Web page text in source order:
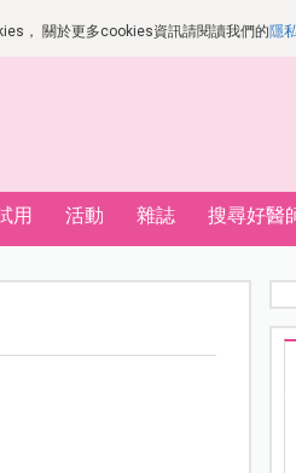
， 關於更多cookies資訊請閱讀我們的隱
用 活動 雜誌 搜尋好醫